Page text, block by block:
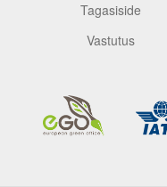
Tagasiside
Vastutus